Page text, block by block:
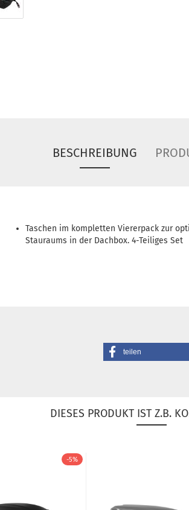
BESCHREIBUNG
Taschen im kompletten Viererpack zur
Stauraums in der Dachbox. 4-Teiliges Set
teilen
DIESES PRODUKT IST Z.B.
-5%